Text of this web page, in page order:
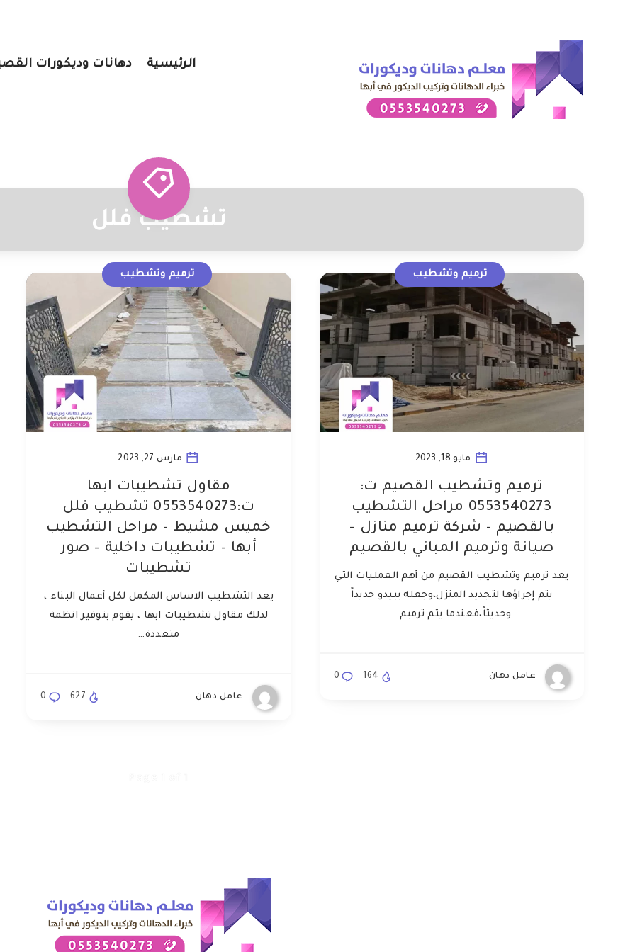
الرئيسية دهانات وديكورات
تشطيب فلل
ترميم وتشطيب
مايو 18, 2023
ترميم وتشطيب القصيم ت:
0553540273 مراحل التشطيب
بالقصيم – شركة ترميم منازل –
صيانة وترميم المباني بالقصيم
يعد ترميم وتشطيب القصيم من أهم العمليات التي
يتم إجراؤها لتجديد المنزل،وجعله يبيدو جديداً
وحديثاً،فعندما يتم ترميم…
عامل دهان 0 164
ترميم وتشطيب
مارس 27, 2023
مقاول تشطيبات ابها
ت:0553540273 تشطيب فلل
خميس مشيط – مراحل التشطيب
أبها – تشطيبات داخلية – صور
تشطيبات
يعد التشطيب الاساس المكمل لكل أعمال البناء ،
لذلك مقاول تشطيبات ابها ، يقوم بتوفير انظمة
متعددة…
عامل دهان 0 627